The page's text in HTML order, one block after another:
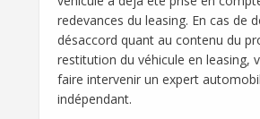
redevances du leasing. En cas de
désaccord quant au contenu du
restitution du véhicule en leasing,
faire intervenir un expert
indépendant.